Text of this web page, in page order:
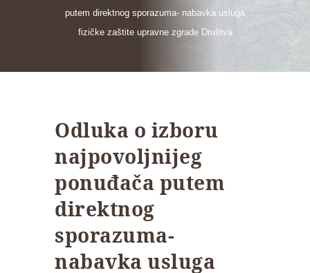
putem direktnog sporazuma- nabavka usluga
fizičke zaštite upravne zgrade Društva
Odluka o izboru
najpovoljnijeg
ponuđača putem
direktnog
sporazuma-
nabavka usluga